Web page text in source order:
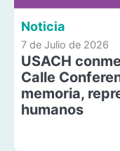
Noticia
7 de Julio de 2026
USACH
Calle
memoria,
humanos